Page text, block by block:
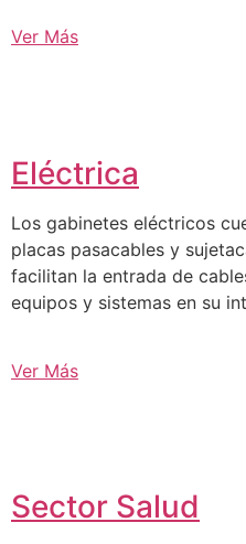
Ver Más
Eléctrica
Los gabinetes eléctricos
placas pasacables y
facilitan la entrada de
equipos y sistemas en su
Ver Más
Sector Salud